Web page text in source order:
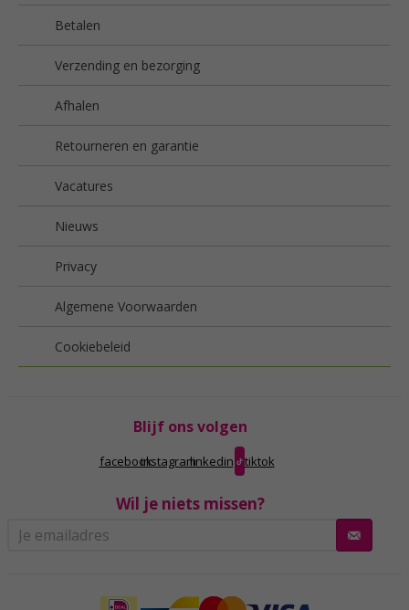
Betalen
Verzending en bezorging
Afhalen
Retourneren en garantie
Vacatures
Nieuws
Privacy
Algemene Voorwaarden
Cookiebeleid
Blijf ons volgen
facebookinstagramlinkedin tiktok
Wil je niets missen?